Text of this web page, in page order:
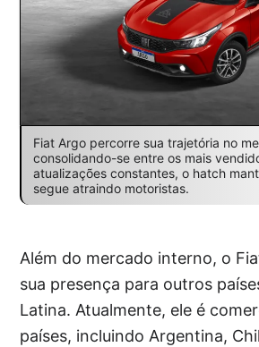
Fiat Argo percorre sua trajetória no
consolidando-se entre os mais
atualizações constantes, o hatch
segue atraindo motoristas.
Além do mercado interno, o
sua presença para outros
Latina. Atualmente, ele é
países, incluindo Argentina,